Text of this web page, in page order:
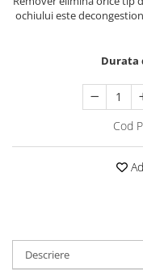
ochiului este
Durata
Cod
Descriere